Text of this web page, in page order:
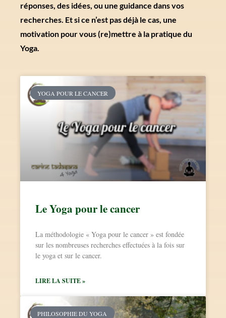
réponses, des idées, ou une guidance dans vos
recherches. Et si ce n’est pas déjà le cas, une
motivation pour vous (re)mettre à la pratique du
Yoga.
YOGA POUR LE CANCER
Le Yoga pour le cancer
La méthodologie « Yoga pour le cancer » est fondée
sur les nombreuses recherches effectuées à la fois sur
le yoga et sur le cancer.
LIRE LA SUITE »
PHILOSOPHIE DU YOGA